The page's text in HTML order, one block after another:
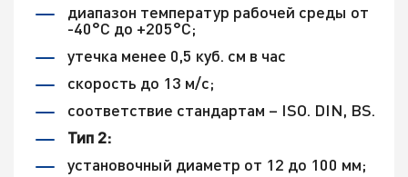
диапазон температур рабочей среды от
-40°С до +205°С;
утечка менее 0,5 куб. см в час
скорость до 13 м/с;
соответствие стандартам – ISO. DIN, BS.
Тип 2:
установочный диаметр от 12 до 100 мм;